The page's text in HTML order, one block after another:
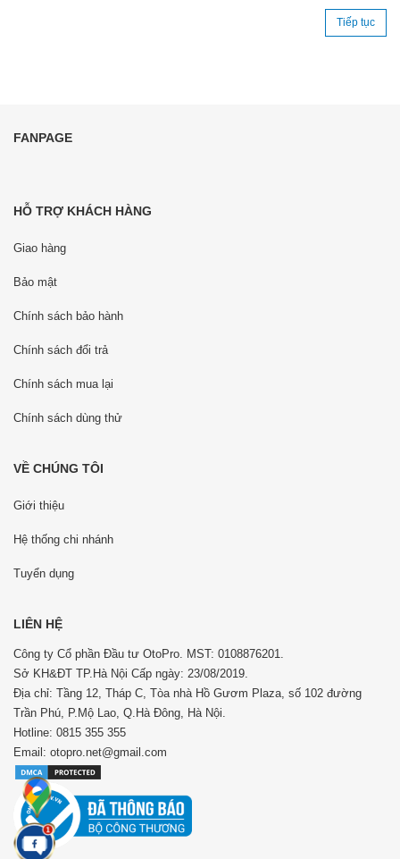
Tiếp tục
FANPAGE
HỖ TRỢ KHÁCH HÀNG
Giao hàng
Bảo mật
Chính sách bảo hành
Chính sách đổi trả
Chính sách mua lại
Chính sách dùng thử
VỀ CHÚNG TÔI
Giới thiệu
Hệ thống chi nhánh
Tuyển dụng
LIÊN HỆ
Công ty Cổ phần Đầu tư OtoPro. MST: 0108876201.
Sở KH&ĐT TP.Hà Nội Cấp ngày: 23/08/2019.
Địa chỉ: Tầng 12, Tháp C, Tòa nhà Hồ Gươm Plaza, số 102 đường
Trần Phú, P.Mộ Lao, Q.Hà Đông, Hà Nội.
Hotline: 0815 355 355
Email: otopro.net@gmail.com